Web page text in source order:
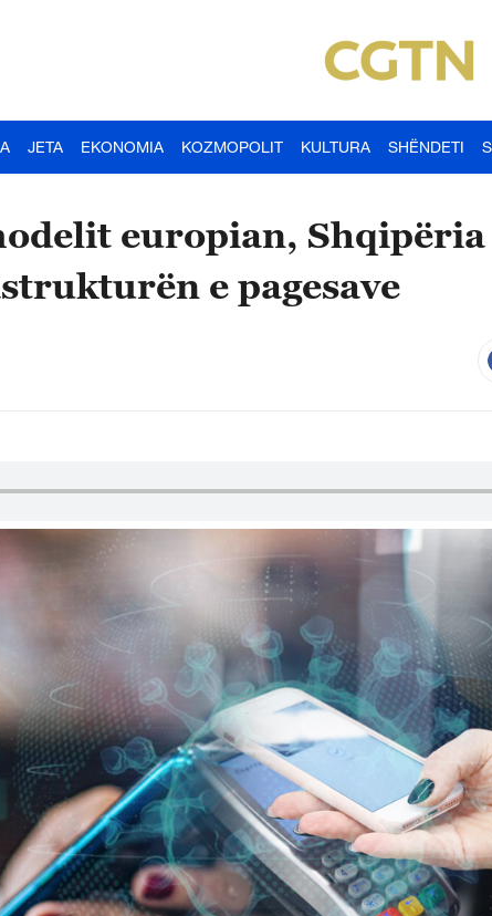
JETA EKONOMIA KOZMOPOLIT KULTURA SHËNDETI
europian, Shqipëria
e pagesave